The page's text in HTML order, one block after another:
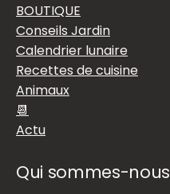
BOUTIQUE
Conseils Jardin
Calendrier lunaire
Recettes de cuisine
Animaux
📆
Actu
Qui sommes-nous